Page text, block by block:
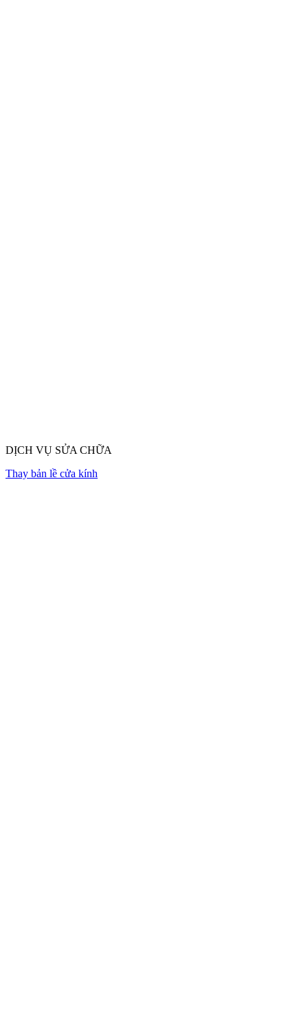
DỊCH VỤ SỬA CHỮA
Thay bản lề cửa kính